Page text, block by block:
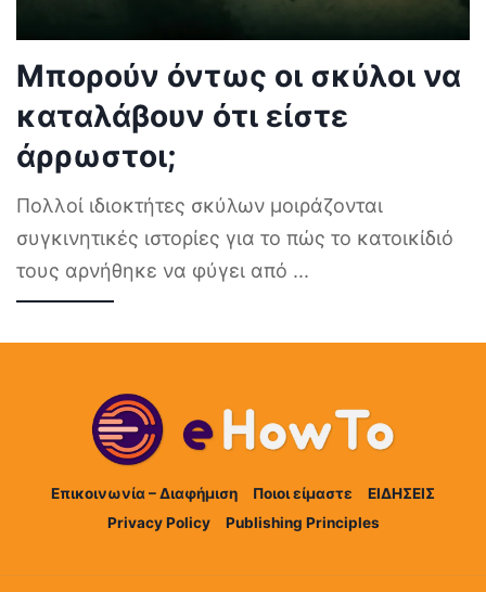
Μπορούν όντως οι σκύλοι να
καταλάβουν ότι είστε
άρρωστοι;
Πολλοί ιδιοκτήτες σκύλων μοιράζονται
συγκινητικές ιστορίες για το πώς το κατοικίδιό
τους αρνήθηκε να φύγει από ...
Επικοινωνία – Διαφήμιση Ποιοι είμαστε
ΕΙΔΗΣΕΙΣ
Privacy Policy
Publishing Principles